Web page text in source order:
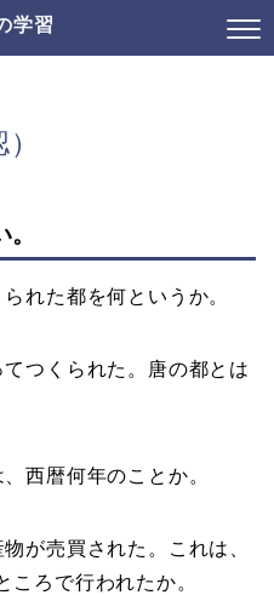
学習
れた都を何というか。
つくられた。唐の都とは
西暦何年のことか。
が売買された。これは、
ころで行われたか。